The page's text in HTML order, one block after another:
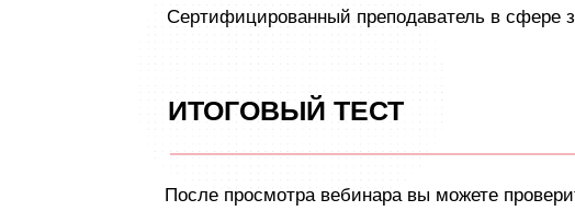
Сертифицированный преподаватель в сфере
ИТОГОВЫЙ ТЕСТ
После просмотра вебинара вы можете